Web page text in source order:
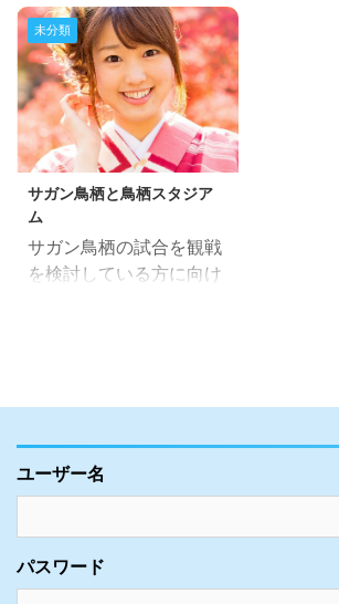
未分類
サガン鳥栖と鳥栖スタジア
ム
サガン鳥栖の試合を観戦
を検討している方に向け
す。 長年サガン鳥栖を応
ならではの情報も一緒に
ひ参考にして頂きスタジ
アムの方に訪れてみてく
ださい。 この記事で分か
ユーザー名
パスワード